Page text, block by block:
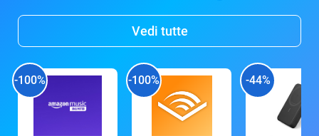
Vedi tutte
-100% -100% -44%